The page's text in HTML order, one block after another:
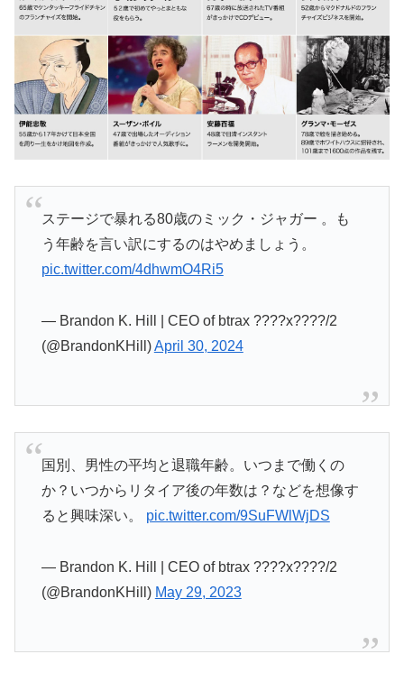
ステージで暴れる80歳のミック・ジャガー 。も
う年齢を言い訳にするのはやめましょう。
pic.twitter.com/4dhwmO4Ri5
— Brandon K. Hill | CEO of btrax ????x????/2
(@BrandonKHill)April 30, 2024
国別、男性の平均と退職年齢。いつまで働くの
か？いつからリタイア後の年数は？などを想像す
ると興味深い。 pic.twitter.com/9SuFWlWjDS
— Brandon K. Hill | CEO of btrax ????x????/2
(@BrandonKHill) May 29, 2023